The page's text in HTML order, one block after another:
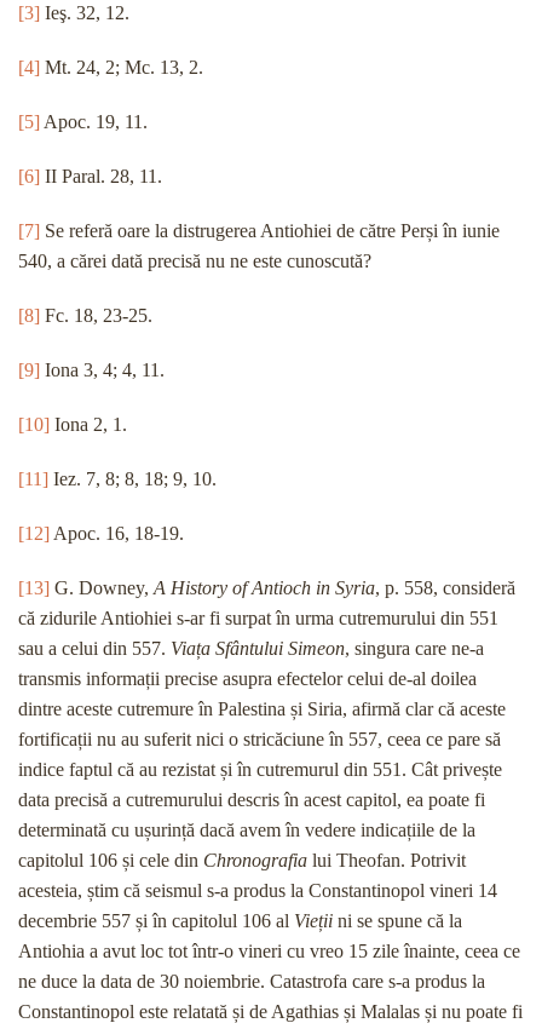
[3] Ieş. 32, 12.
[4] Mt. 24, 2; Mc. 13, 2.
[5] Apoc. 19, 11.
[6] II Paral. 28, 11.
[7] Se referă oare la distrugerea Antiohiei de către Perși în iunie
540, a cărei dată precisă nu ne este cunoscută?
[8] Fc. 18, 23-25.
[9] Iona 3, 4; 4, 11.
[10] Iona 2, 1.
[11] Iez. 7, 8; 8, 18; 9, 10.
[12] Apoc. 16, 18-19.
[13] G. Downey, A History of Antioch in Syria, p. 558, consideră
că zidurile Antiohiei s-ar fi surpat în urma cutremurului din 551
sau a celui din 557. Viața Sfântului Simeon, singura care ne-a
transmis informații precise asupra efectelor celui de-al doilea
dintre aceste cutremure în Palestina și Siria, afirmă clar că aceste
fortificații nu au suferit nici o stricăciune în 557, ceea ce pare să
indice faptul că au rezistat și în cutremurul din 551. Cât privește
data precisă a cutremurului descris în acest capitol, ea poate fi
determinată cu ușurință dacă avem în vedere indicațiile de la
capitolul 106 și cele din Chronografia lui Theofan. Potrivit
acesteia, știm că seismul s-a produs la Constantinopol vineri 14
decembrie 557 și în capitolul 106 al Vieții ni se spune că la
Antiohia a avut loc tot într-o vineri cu vreo 15 zile înainte, ceea ce
ne duce la data de 30 noiembrie. Catastrofa care s-a produs la
Constantinopol este relatată și de Agathias și Malalas și nu poate fi